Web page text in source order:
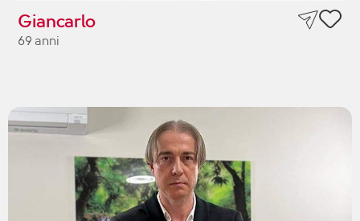
Giancarlo
69 anni